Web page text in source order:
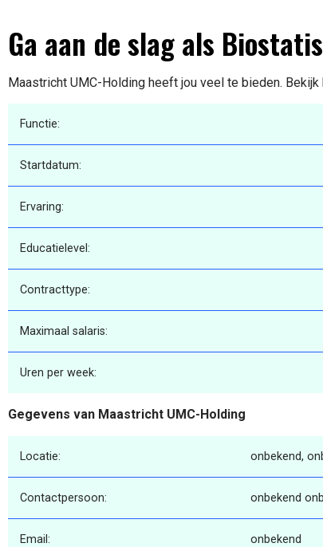
Ga aan de slag als
Maastricht UMC-Holding heeft jou veel te bieden.
Functie:
Startdatum:
Ervaring:
Educatielevel:
Contracttype:
Maximaal salaris:
Uren per week:
Gegevens van Maastricht UMC-Holding
Locatie: onbekend,
Contactpersoon: onbekend
Email: onbekend